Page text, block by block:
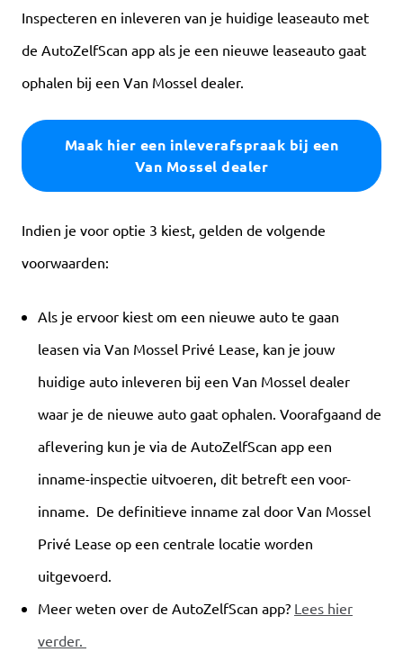
Inspecteren en inleveren van je huidige leaseauto met
de AutoZelfScan app als je een nieuwe leaseauto gaat
ophalen bij een Van Mossel dealer.
Maak hier een inleverafspraak bij een
Van Mossel dealer
Indien je voor optie 3 kiest, gelden de volgende
voorwaarden:
Als je ervoor kiest om een nieuwe auto te gaan
leasen via Van Mossel Privé Lease, kan je jouw
huidige auto inleveren bij een Van Mossel dealer
waar je de nieuwe auto gaat ophalen. Voorafgaand de
aflevering kun je via de AutoZelfScan app een
inname-inspectie uitvoeren, dit betreft een voor-
inname. De definitieve inname zal door Van Mossel
Privé Lease op een centrale locatie worden
uitgevoerd.
Meer weten over de AutoZelfScan app? Lees hier
verder.